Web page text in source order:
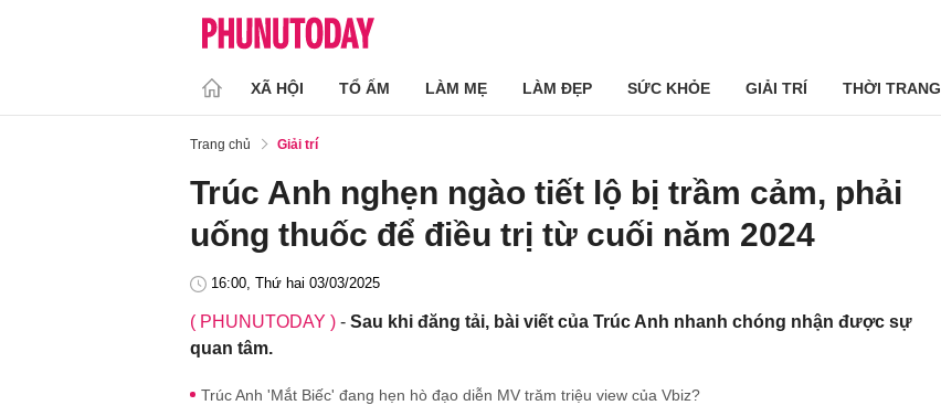
XÃ HỘI TỔ ẤM LÀM MẸ LÀM ĐẸP SỨC KHỎE GIẢI TRÍ THỜI TRANG
Trang chủ Giải trí
Trúc Anh nghẹn ngào tiết lộ bị trầm cảm, phải
uống thuốc để điều trị từ cuối năm 2024
16:00, Thứ hai 03/03/2025
( PHUNUTODAY ) - Sau khi đăng tải, bài viết của Trúc Anh nhanh chóng nhận được sự
quan tâm.
Trúc Anh 'Mắt Biếc' đang hẹn hò đạo diễn MV trăm triệu view của Vbiz?